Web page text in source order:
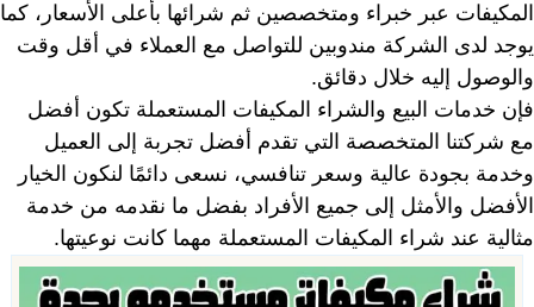
المكيفات عبر خبراء ومتخصصين ثم شرائها بأعلى الأسعار، كما
يوجد لدى الشركة مندوبين للتواصل مع العملاء في أقل وقت
والوصول إليه خلال دقائق.
فإن خدمات البيع والشراء المكيفات المستعملة تكون أفضل
مع شركتنا المتخصصة التي تقدم أفضل تجربة إلى العميل
وخدمة بجودة عالية وسعر تنافسي، نسعى دائمًا لنكون الخيار
الأفضل والأمثل إلى جميع الأفراد بفضل ما نقدمه من خدمة
مثالية عند شراء المكيفات المستعملة مهما كانت نوعيتها.